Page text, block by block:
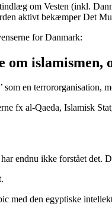
om Vesten (inkl.
aktivt bekæmper Det
for Danmark:
om
en terrororganisation,
fx al-Qaeda, Islamisk
endnu ikke forstået det.
med den egyptiske